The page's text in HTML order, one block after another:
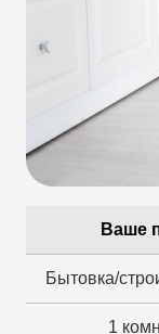
Ваше
Бытовка/
1